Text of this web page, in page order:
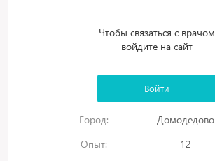
Чтобы связаться с врачом
войдите на сайт
Войти
Город:
Домодедово
Опыт:
12